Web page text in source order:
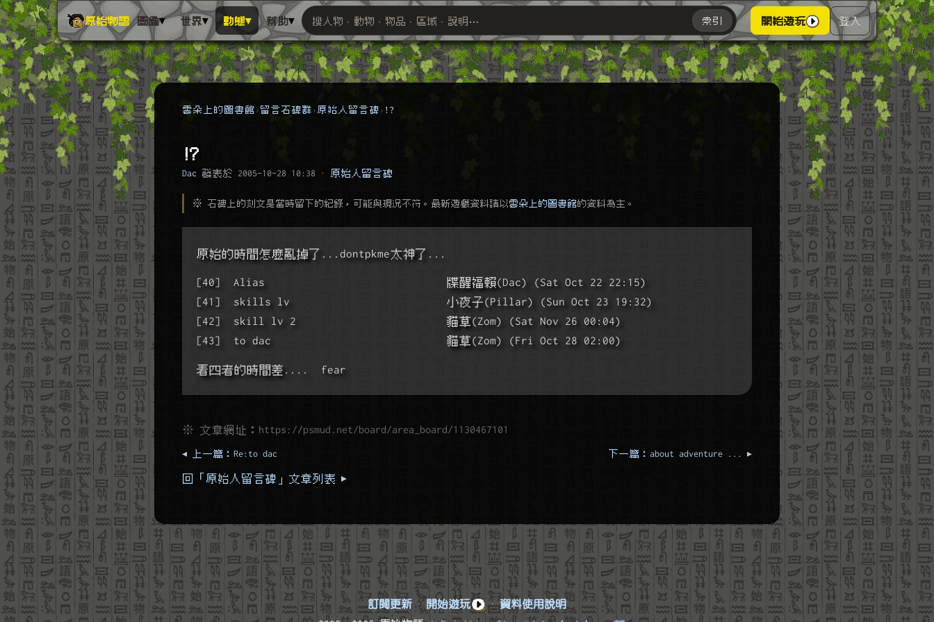
原始物語 圖鑑▾ 世界▾ 動態▾ 幫助▾
搜尋萬物索引
搜人物、動物、物品、區域、說明⋯ 索引 開始遊玩 登入
雲朵上的圖書館 留言石碑群 原始人留言碑 !?
!?
Dac 發表於 2005-10-28 10:38 · 原始人留言碑
※ 石碑上的刻文是當時留下的紀錄，可能與現況不符。最新遊戲資料請以 雲朵上的圖書館的資料為主。
原始的時間怎麼亂掉了...dontpkme太神了...
[40]  Alias                             牒醒福賴(Dac) (Sat Oct 22 22:15)
[41]  skills lv                         小夜子(Pillar) (Sun Oct 23 19:32)
[42]  skill lv 2                        貓草(Zom) (Sat Nov 26 00:04)
[43]  to dac                            貓草(Zom) (Fri Oct 28 02:00)
看四者的時間差....  fear
※ 文章網址： https://psmud.net/board/area_board/1130467101
◂ 上一篇：Re:to dac 下一篇：about adventure ... ▸
回「原始人留言碑」文章列表 ▸
訂閱更新 · 開始遊玩 · 資料使用說明